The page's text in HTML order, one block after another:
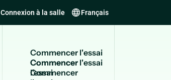
Connexion à la salle Français
Commencerl'essai
Commencer
l'essai